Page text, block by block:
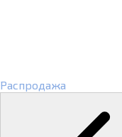
Распродажа